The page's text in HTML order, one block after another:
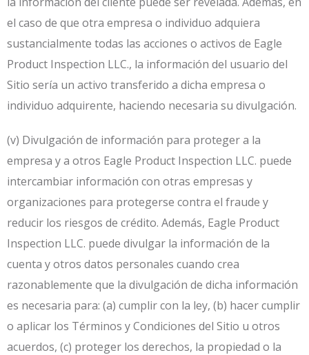
el caso de que otra empresa o individuo adquiera
sustancialmente todas las acciones o activos de Eagle
Product Inspection LLC., la información del usuario del
Sitio sería un activo transferido a dicha empresa o
individuo adquirente, haciendo necesaria su divulgación.
(v) Divulgación de información para proteger a la
empresa y a otros Eagle Product Inspection LLC. puede
intercambiar información con otras empresas y
organizaciones para protegerse contra el fraude y
reducir los riesgos de crédito. Además, Eagle Product
Inspection LLC. puede divulgar la información de la
cuenta y otros datos personales cuando crea
razonablemente que la divulgación de dicha información
es necesaria para: (a) cumplir con la ley, (b) hacer cumplir
o aplicar los Términos y Condiciones del Sitio u otros
acuerdos, (c) proteger los derechos, la propiedad o la